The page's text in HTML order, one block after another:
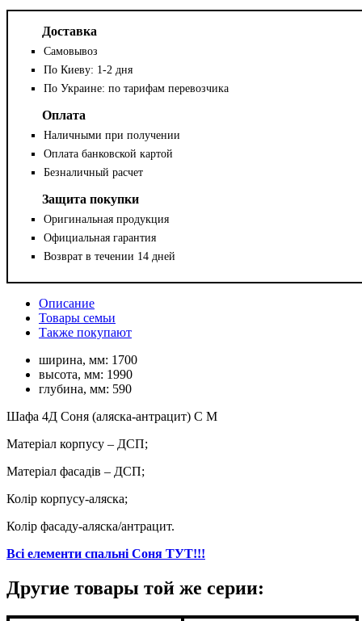
Доставка
Самовывоз
По Киеву: 1-2 дня
По Украине: по тарифам перевозчика
Оплата
Наличными при получении
Оплата банковской картой
Безналичный расчет
Защита покупки
Оригинальная продукция
Официальная гарантия
Возврат в течении 14 дней
Описание
Товары семьи
Также покупают
ширина, мм: 1700
высота, мм: 1990
глубина, мм: 590
Шафа 4Д Соня (аляска-антрацит) С М
Матеріал корпусу – ДСП;
Матеріал фасадів – ДСП;
Колір корпусу-аляска;
Колір фасаду-аляска/антрацит.
Всі елементи спальні Соня ТУТ!!!
Другие товары той же серии: